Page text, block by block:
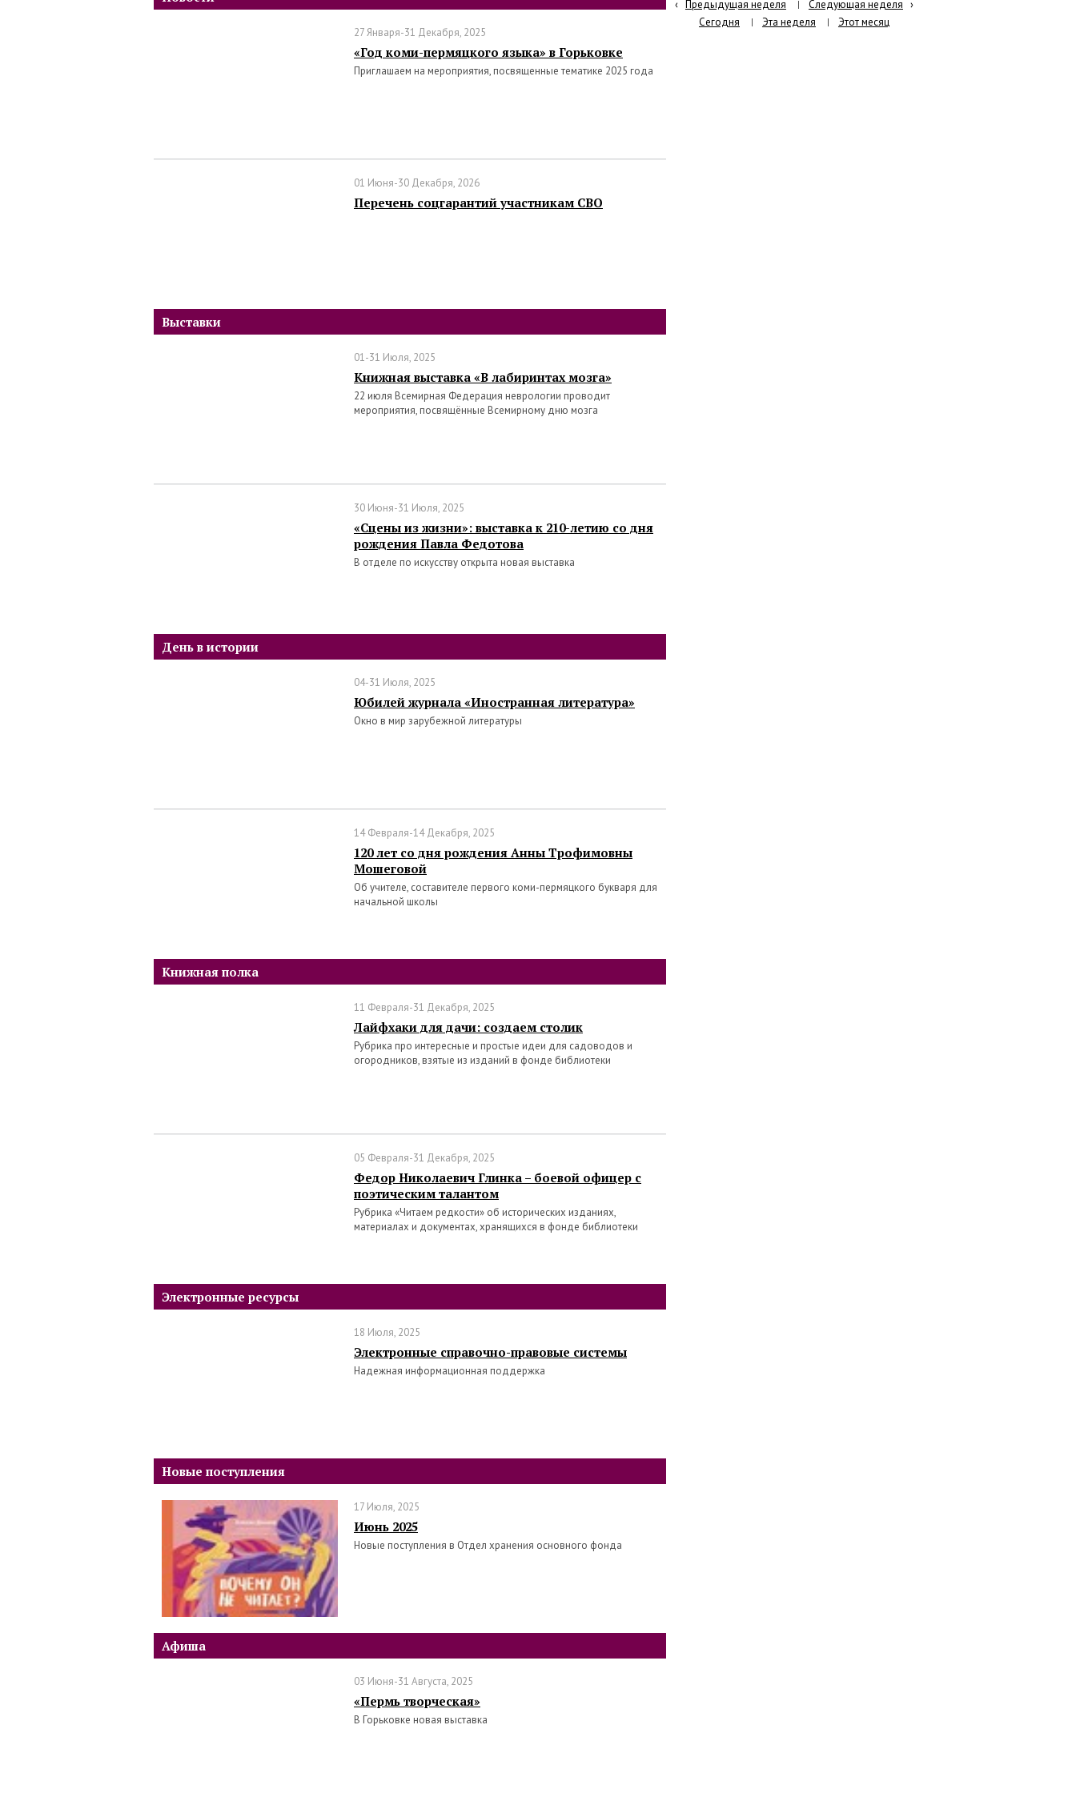
27 Января-31 Декабря, 2025
«Год коми-пермяцкого языка» в Горьковке
Приглашаем на мероприятия, посвященные тематике 2025 года
01 Июня-30 Декабря, 2026
Перечень соцгарантий участникам СВО
Выставки
01-31 Июля, 2025
Книжная выставка «В лабиринтах мозга»
22 июля Всемирная Федерация неврологии проводит
мероприятия, посвящённые Всемирному дню мозга
30 Июня-31 Июля, 2025
«Сцены из жизни»: выставка к 210-летию со дня
рождения Павла Федотова
В отделе по искусству открыта новая выставка
День в истории
04-31 Июля, 2025
Юбилей журнала «Иностранная литература»
Окно в мир зарубежной литературы
14 Февраля-14 Декабря, 2025
120 лет со дня рождения Анны Трофимовны
Мошеговой
Об учителе, составителе первого коми-пермяцкого букваря для
начальной школы
Книжная полка
11 Февраля-31 Декабря, 2025
Лайфхаки для дачи: создаем столик
Рубрика про интересные и простые идеи для садоводов и
огородников, взятые из изданий в фонде библиотеки
05 Февраля-31 Декабря, 2025
Федор Николаевич Глинка – боевой офицер с
поэтическим талантом
Рубрика «Читаем редкости» об исторических изданиях,
материалах и документах, хранящихся в фонде библиотеки
Электронные ресурсы
18 Июля, 2025
Электронные справочно-правовые системы
Надежная информационная поддержка
Новые поступления
17 Июля, 2025
Июнь 2025
Новые поступления в Отдел хранения основного фонда
Афиша
03 Июня-31 Августа, 2025
«Пермь творческая»
В Горьковке новая выставка
‹ Предыдущая неделя Следующая неделя ›
Сегодня
Эта неделя Этот месяц